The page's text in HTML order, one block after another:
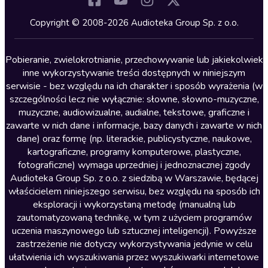
Kryminały
Lektury szkolne
Literatura anglojęzyczna
Literatura faktu
Literatura obyczajowa
Literatura piękna obca
Literatura piękna polska
Nagrania relaksacyjne
Nauka języków
Nauki humanistyczne
Podcasty i audycje
Polityka
Prasa
Copyright © 2008-2026 Audioteka Group Sp. z o.o.
Pobieranie, zwielokrotnianie, przechowywanie lub jakiekolwiek
inne wykorzystywanie treści dostępnych w niniejszym
serwisie - bez względu na ich charakter i sposób wyrażenia (w
szczególności lecz nie wyłącznie: słowne, słowno-muzyczne,
muzyczne, audiowizualne, audialne, tekstowe, graficzne i
zawarte w nich dane i informacje, bazy danych i zawarte w nich
dane) oraz formę (np. literackie, publicystyczne, naukowe,
kartograficzne, programy komputerowe, plastyczne,
fotograficzne) wymaga uprzedniej i jednoznacznej zgody
Audioteka Group Sp. z o.o. z siedzibą w Warszawie, będącej
właścicielem niniejszego serwisu, bez względu na sposób ich
eksploracji i wykorzystaną metodę (manualną lub
zautomatyzowaną technikę, w tym z użyciem programów
uczenia maszynowego lub sztucznej inteligencji). Powyższe
zastrzeżenie nie dotyczy wykorzystywania jedynie w celu
ułatwienia ich wyszukiwania przez wyszukiwarki internetowe